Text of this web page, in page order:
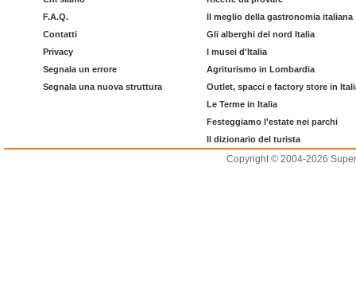
F.A.Q.
Contatti
Privacy
Segnala un errore
Segnala una nuova struttura
Il meglio della gastronomia italiana
Gli alberghi del nord Italia
I musei d'Italia
Agriturismo in Lombardia
Outlet, spacci e factory store in
Le Terme in Italia
Festeggiamo l'estate nei parchi
Il dizionario del turista
Copyright © 2004-2026